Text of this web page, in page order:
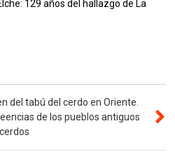
129 años del hallazgo de La
del tabú del cerdo en Oriente.
de los pueblos antiguos